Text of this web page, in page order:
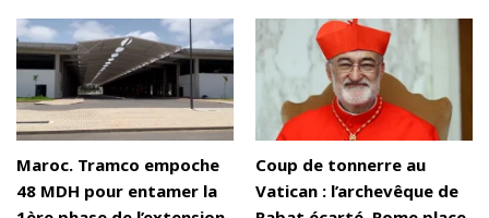
Maroc. Tramco empoche
48 MDH pour entamer la
Coup de tonnerre au
Vatican : l’archevêque de